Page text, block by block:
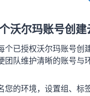
沃尔玛账号创
个已授权沃尔玛账号创
团队维护清晰的账号与
您的环境，设置组、标